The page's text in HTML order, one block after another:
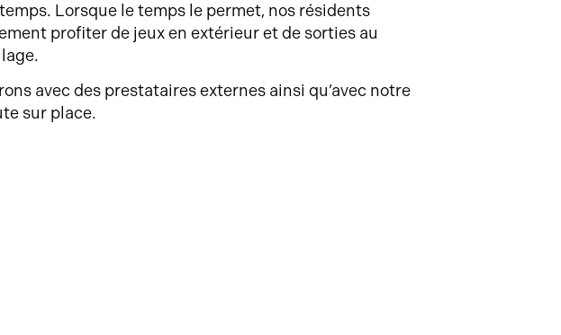
Lorsque le temps le permet, nos résidents
profiter de jeux en extérieur et de sorties au
avec des prestataires externes ainsi qu’avec notre
sur place.